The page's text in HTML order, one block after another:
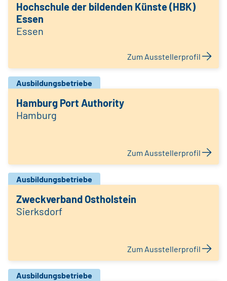
Hochschule der bildenden Künste (HBK)
Essen
Essen
Zum Ausstellerprofil
Ausbildungsbetriebe
Hamburg Port Authority
Hamburg
Zum Ausstellerprofil
Ausbildungsbetriebe
Zweckverband Ostholstein
Sierksdorf
Zum Ausstellerprofil
Ausbildungsbetriebe